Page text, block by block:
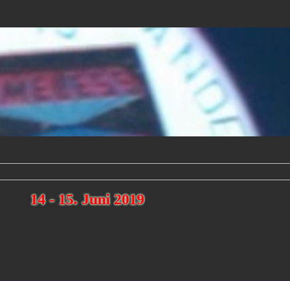
14 - 15. Juni 2019